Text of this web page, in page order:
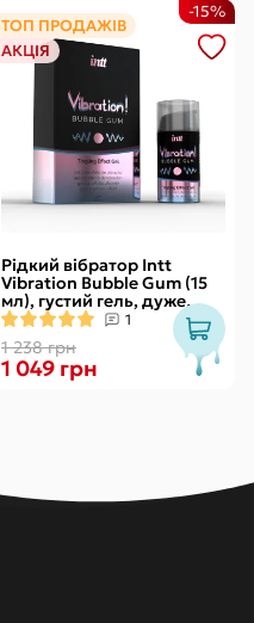
ТОП ПРОДАЖІВ
АКЦІЯ
Рідкий вібратор Intt
Vibration Bubble Gum (15
мл), густий гель, дуже
смачний, діє до 30 хвилин
1
1 238 грн
-15%
1 049 грн